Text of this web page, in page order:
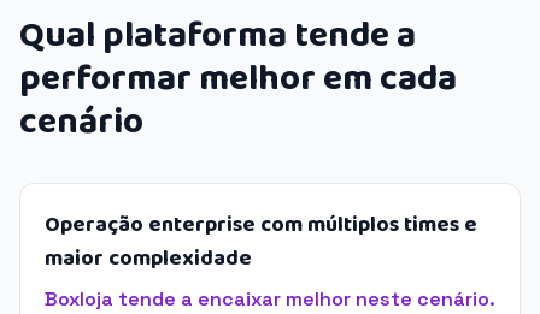
Qual plataforma tende a
performar melhor em cada
cenário
Operação enterprise com múltiplos times e
maior complexidade
Boxloja tende a encaixar melhor neste cenário.